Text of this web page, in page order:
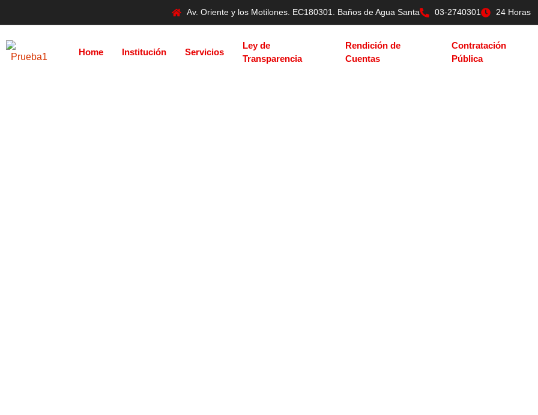
Av. Oriente y los Motilones. EC180301. Baños de Agua Santa 03-2740301 24 Horas
Home Institución Servicios
Ley de
Transparencia
Rendición de
Cuentas
Contratación
Pública